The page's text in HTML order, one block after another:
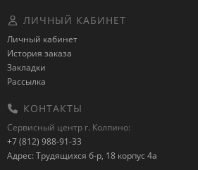
ЛИЧНЫЙ КАБИНЕТ
Личный кабинет
История заказа
Закладки
Рассылка
КОНТАКТЫ
Сервисный центр г. Колпино:
+7 (812) 988-91-33
Адрес: Трудящихся б-р, 18 корпус 4а